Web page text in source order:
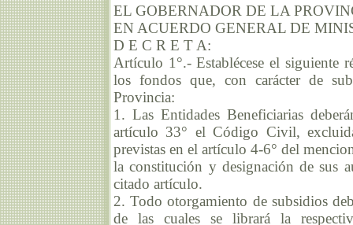
EL GOBERNADOR DE LA
EN ACUERDO GENERAL DE
D E C R E T A:
Artículo 1°.- Establécese el siguiente
los fondos que, con carácter de
Provincia:
1. Las Entidades Beneficiarias
artículo 33° el Código Civil,
previstas en el artículo 4-6° del
la constitución y designación de sus
citado artículo.
2. Todo otorgamiento de subsidios
de las cuales se librará la